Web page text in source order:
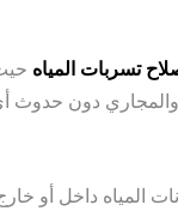
تسربات المياه
والمجاري دون حدوث
داخل أو خارج